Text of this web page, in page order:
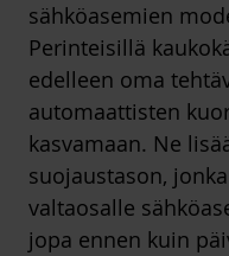
sähköasemien
Perinteisillä
edelleen oma
automaattisten
kasvamaan. Ne
suojaustason,
valtaosalle
jopa ennen kuin